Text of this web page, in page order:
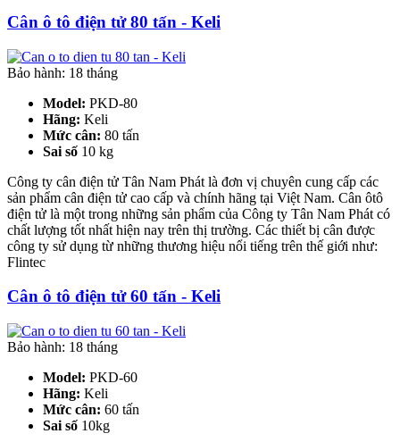
Cân ô tô điện tử 80 tấn - Keli
Bảo hành: 18 tháng
Model: PKD-80
Hãng: Keli
Mức cân: 80 tấn
Sai số 10 kg
Công ty cân điện tử Tân Nam Phát là đơn vị chuyên cung cấp các
sản phẩm cân điện tử cao cấp và chính hãng tại Việt Nam. Cân ôtô
điện tử là một trong những sản phẩm của Công ty Tân Nam Phát có
chất lượng tốt nhất hiện nay trên thị trường. Các thiết bị cân được
công ty sử dụng từ những thương hiệu nổi tiếng trên thế giới như:
Flintec
Cân ô tô điện tử 60 tấn - Keli
Bảo hành: 18 tháng
Model: PKD-60
Hãng: Keli
Mức cân: 60 tấn
Sai số 10kg